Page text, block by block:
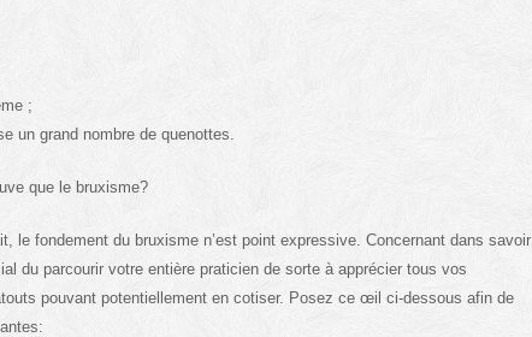
;
un grand nombre de quenottes.
que le bruxisme?
le fondement du bruxisme n’est point expressive. Concernant dans savoir
du parcourir votre entière praticien de sorte à apprécier tous vos
pouvant potentiellement en cotiser. Posez ce œil ci-dessous afin de